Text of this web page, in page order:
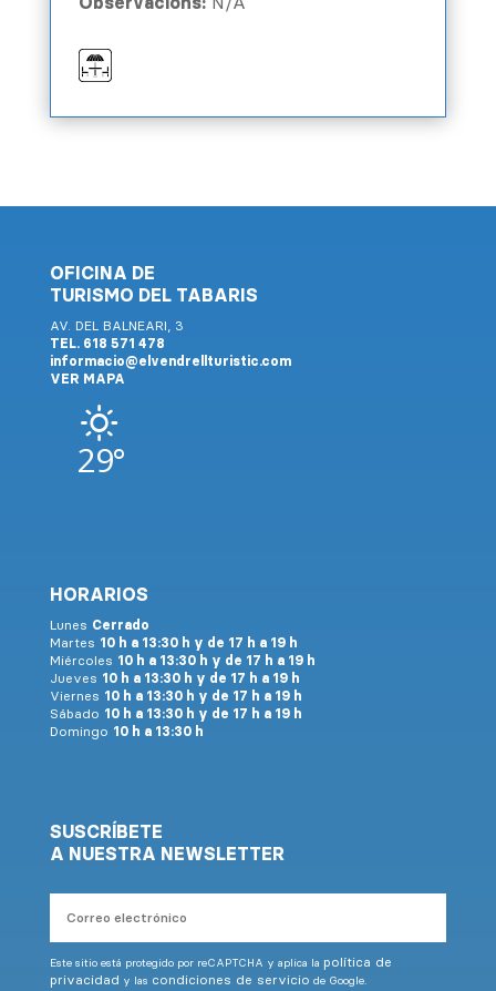
OFICINA DE
TURISMO DEL TABARIS
AV. DEL BALNEARI, 3
TEL. 618 571 478
informacio@elvendrellturistic.com
VER MAPA
29°
HORARIOS
Lunes Cerrado
Martes 10 h a 13:30 h y de 17 h a 19 h
Miércoles 10 h a 13:30 h y de 17 h a 19 h
Jueves 10 h a 13:30 h y de 17 h a 19 h
Viernes 10 h a 13:30 h y de 17 h a 19 h
Sábado 10 h a 13:30 h y de 17 h a 19 h
Domingo 10 h a 13:30 h
SUSCRÍBETE
A NUESTRA NEWSLETTER
electrónico
Este sitio está protegido por reCAPTCHA y aplica la política de
privacidad y las condiciones de servicio de Google.